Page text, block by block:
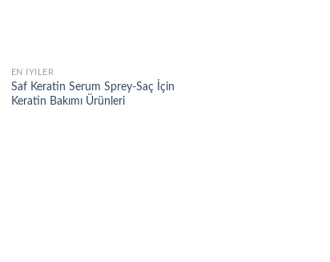
Add to
EN İYILER
Saf Keratin Serum Sprey-Saç İçin
Keratin Bakımı Ürünleri